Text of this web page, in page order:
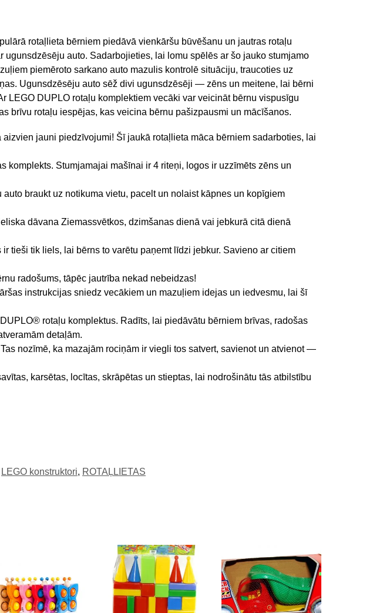
rotaļlieta bērniem piedāvā vienkāršu būvēšanu un jautras rotaļu
auto. Sadarbojieties, lai lomu spēlēs ar šo jauko stumjamo
piemēroto sarkano auto mazulis kontrolē situāciju, traucoties uz
Ugunsdzēsēju auto sēž divi ugunsdzēsēji — zēns un meitene, lai bērni
DUPLO rotaļu komplektiem vecāki var veicināt bērnu vispusīgu
brīvu rotaļu iespējas, kas veicina bērnu pašizpausmi un mācīšanos.
jauni piedzīvojumi! Šī jaukā rotaļlieta māca bērniem sadarboties, lai
Stumjamajai mašīnai ir 4 riteņi, logos ir uzzīmēts zēns un
braukt uz notikuma vietu, pacelt un nolaist kāpnes un kopīgiem
dāvana Ziemassvētkos, dzimšanas dienā vai jebkurā citā dienā
tieši tik liels, lai bērns to varētu paņemt līdzi jebkur. Savieno ar citiem
radošums, tāpēc jautrība nekad nebeidzas!
instrukcijas sniedz vecākiem un mazuļiem idejas un iedvesmu, lai šī
rotaļu komplektus. Radīts, lai piedāvātu bērniem brīvas, radošas
detaļām.
nozīmē, ka mazajām rociņām ir viegli tos satvert, savienot un atvienot —
karsētas, locītas, skrāpētas un stieptas, lai nodrošinātu tās atbilstību
LEGO konstruktori, ROTAĻLIETAS